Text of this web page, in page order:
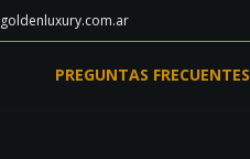
PREGUNTAS FRECUENTES